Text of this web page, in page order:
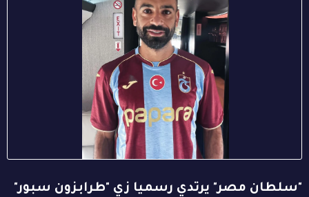
"سلطان مصر" يرتدي رسميا زي "طرابزون سبور"